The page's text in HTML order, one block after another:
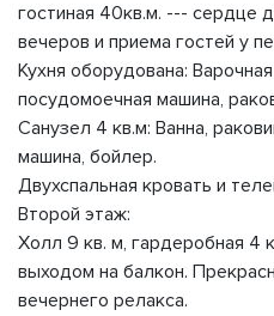
гостиная 40кв.м. --- сердце
вечеров и приема гостей у
Кухня оборудована:
посудомоечная машина,
Санузел 4 кв.м: Ванна,
машина, бойлер.
Двухспальная кровать и
Второй этаж:
Холл 9 кв. м, гардеробная 4
выходом на балкон.
вечернего релакса.